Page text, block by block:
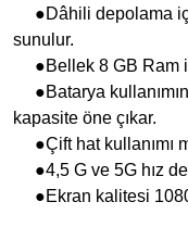
●Dâhili depolama
sunulur.
●Bellek 8 GB Ram
●Batarya
kapasite öne çıkar.
●Çift hat kullanımı
●4,5 G ve 5G hız
●Ekran kalitesi